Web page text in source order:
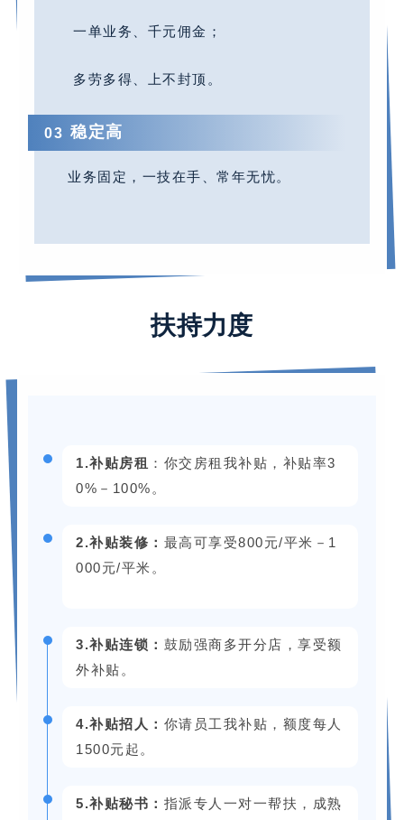
一单业务、千元佣金；
多劳多得、上不封顶。
03 稳定高
业务固定，一技在手、常年无忧。
04
扶持力度
1.补贴房租 ：你交房租我补贴，补贴率3
0%－100%。
2.补贴装修： 最高可享受800元/平米－ 1
000元/平米 。
3.补贴连锁： 鼓励强商多开分店，享受额
外补贴。
4.补贴招人： 你请员工我补贴，额度每人
1500元起。
5.补贴秘书： 指派专人一对一帮扶，成熟